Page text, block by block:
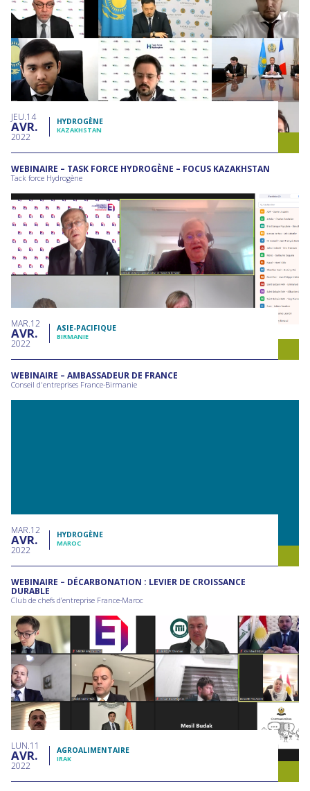
JEU 14
AVR
2022
HYDROGÈNE
KAZAKHSTAN
WEBINAIRE – TASK FORCE HYDROGÈNE – FOCUS KAZAKHSTAN
Tack force Hydrogène
MAR 12
AVR
2022
ASIE-PACIFIQUE
BIRMANIE
WEBINAIRE – AMBASSADEUR DE FRANCE
Conseil d'entreprises France-Birmanie
MAR 12
AVR
2022
HYDROGÈNE
MAROC
WEBINAIRE – DÉCARBONATION : LEVIER DE CROISSANCE
DURABLE
Club de chefs d’entreprise France-Maroc
LUN 11
AVR
2022
AGROALIMENTAIRE
IRAK